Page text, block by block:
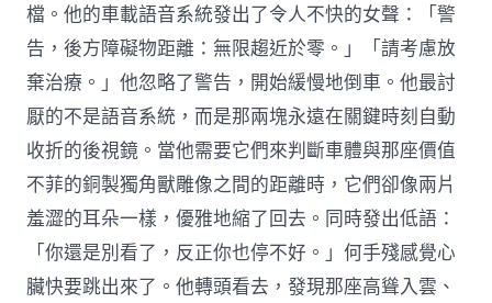
檔。他的車載語音系統發出了令人不快的女聲：「警
告，後方障礙物距離：無限趨近於零。」「請考慮放
棄治療。」他忽略了警告，開始緩慢地倒車。他最討
厭的不是語音系統，而是那兩塊永遠在關鍵時刻自動
收折的後視鏡。當他需要它們來判斷車體與那座價值
不菲的銅製獨角獸雕像之間的距離時，它們卻像兩片
羞澀的耳朵一樣，優雅地縮了回去。同時發出低語：
「你還是別看了，反正你也停不好。」何手殘感覺心
臟快要跳出來了。他轉頭看去，發現那座高聳入雲、